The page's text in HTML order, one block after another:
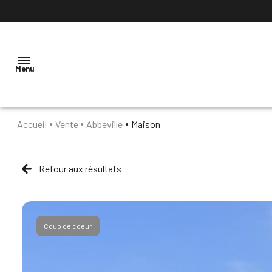
Menu
NOTRE
AGENCE
VENTES
LOCATION
Accueil Vente Abbeville Maison
Retour aux résultats
Coup de coeur